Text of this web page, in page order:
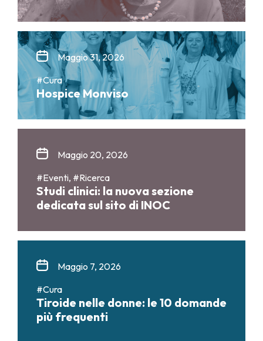
Maggio 31, 2026
#Cura
Hospice Monviso
Maggio 20, 2026
#Eventi, #Ricerca
Studi clinici: la nuova sezione
dedicata sul sito di INOC
Maggio 7, 2026
#Cura
Tiroide nelle donne: le 10 domande
più frequenti